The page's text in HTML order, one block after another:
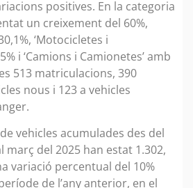
positives. En la categoria
un creixement del 60%,
‘Motocicletes i
i ‘Camions i Camionetes’ amb
513 matriculacions, 390
nous i 123 a vehicles
vehicles acumulades des del
març del 2025 han estat 1.302,
variació percentual del 10%
de l’any anterior, en el